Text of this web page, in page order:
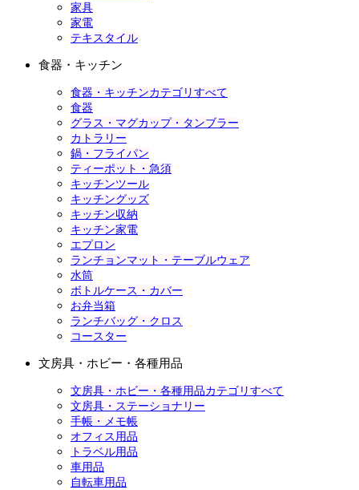
家具
家電
テキスタイル
食器・キッチン
食器・キッチンカテゴリすべて
食器
グラス・マグカップ・タンブラー
カトラリー
鍋・フライパン
ティーポット・急須
キッチンツール
キッチングッズ
キッチン収納
キッチン家電
エプロン
ランチョンマット・テーブルウェア
水筒
ボトルケース・カバー
お弁当箱
ランチバッグ・クロス
コースター
文房具・ホビー・各種用品
文房具・ホビー・各種用品カテゴリすべて
文房具・ステーショナリー
手帳・メモ帳
オフィス用品
トラベル用品
車用品
自転車用品